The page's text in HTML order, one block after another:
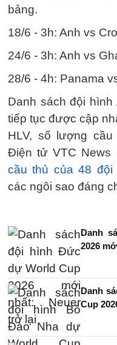
bảng.
18/6 - 3h: Anh vs
24/6 - 3h: Anh vs
28/6 - 4h: Panama
Danh sách đội
tiếp tục được cập
HLV, số lượng
Điện tử VTC News
cầu thủ của 48 đội
các ngôi sao đáng
Danh
2026
Danh
Cup